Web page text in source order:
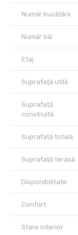
✅ Regim de
Tipuri de
🏡 3 camere –
🏡 4 camere –
🏡 Penthouses –
generoase,
Dotări și Finisaje
✔ Încălzire prin
✔ Ferestre de
superioară
✔ Parcare
Localizare și
cu restaurante,
Număr bucătării
Număr băi
Etaj
Suprafață utilă
Suprafață
construită
Suprafață totală
Suprafață terasă
Disponibilitate
Confort
Stare interior